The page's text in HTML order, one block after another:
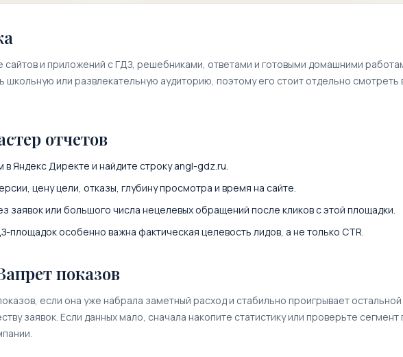
сайтов и приложений с ГДЗ, решебниками, ответами и готовыми домашними
школьную или развлекательную аудиторию, поэтому его стоит отдельно смотреть
отчетов
Яндекс Директе и найдите строкуangl-gdz.ru.
цену цели, отказы, глубину просмотра и время на сайте.
заявок или большого числа нецелевых обращений после кликов с этой площадки.
площадок особенно важна фактическая целевость лидов, а не только CTR.
показов
если она уже набрала заметный расход и стабильно проигрывает остальной
заявок. Если данных мало, сначала накопите статистику или проверьте сегмент